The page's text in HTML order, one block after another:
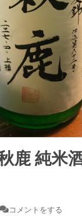
鹿 純米
コメントをする